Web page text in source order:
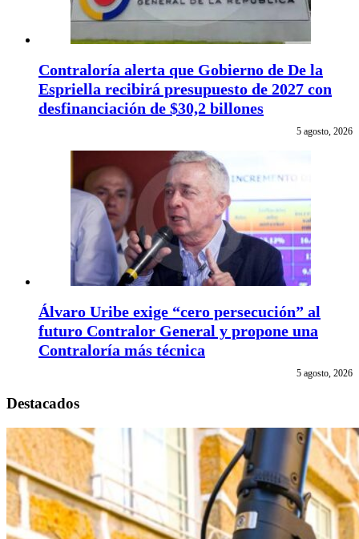
Contraloría alerta que Gobierno de De la
Espriella recibirá presupuesto de 2027 con
desfinanciación de $30,2 billones
5 agosto, 2026
Álvaro Uribe exige “cero persecución” al
futuro Contralor General y propone una
Contraloría más técnica
5 agosto, 2026
Destacados